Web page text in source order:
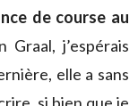
de course au
j’espérais
elle a sans